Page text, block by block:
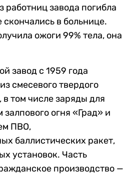
работниц завода погибла
в больнице.
ожоги 99% тела, она
завод с 1959 года
смесевого твердого
в том числе заряды для
огня «Град» и
ПВО,
баллистических ракет,
установок. Часть
производство —